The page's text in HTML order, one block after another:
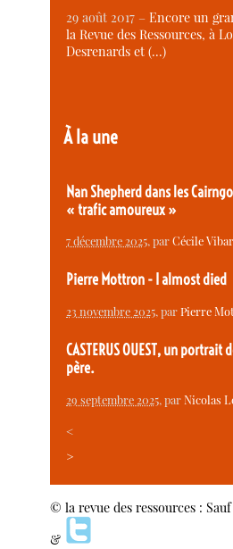
29 août 2017 –Encore un
la Revue des Ressources, à
Desrenards et (…)
À la une
Nan Shepherd dans les
« trafic amoureux »
7 décembre 2025, parCécile
Pierre Mottron - I almost died
23 novembre 2025, parPierre
CASTERUS OUEST, un portrait
père.
29 septembre 2025, parNicolas
<
>
© la revue des ressources :
&